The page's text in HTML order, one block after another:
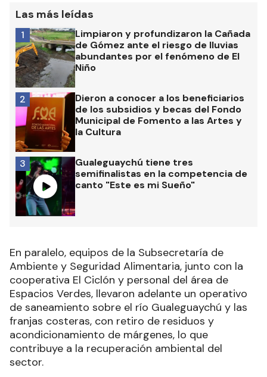
Las más leídas
Limpiaron y profundizaron la Cañada
de Gómez ante el riesgo de lluvias
abundantes por el fenómeno de El
Niño
1
Dieron a conocer a los beneficiarios
de los subsidios y becas del Fondo
Municipal de Fomento a las Artes y
la Cultura
2
Gualeguaychú tiene tres
semifinalistas en la competencia de
canto "Este es mi Sueño"
3
En paralelo, equipos de la Subsecretaría de
Ambiente y Seguridad Alimentaria, junto con la
cooperativa El Ciclón y personal del área de
Espacios Verdes, llevaron adelante un operativo
de saneamiento sobre el río Gualeguaychú y las
franjas costeras, con retiro de residuos y
acondicionamiento de márgenes, lo que
contribuye a la recuperación ambiental del
sector.